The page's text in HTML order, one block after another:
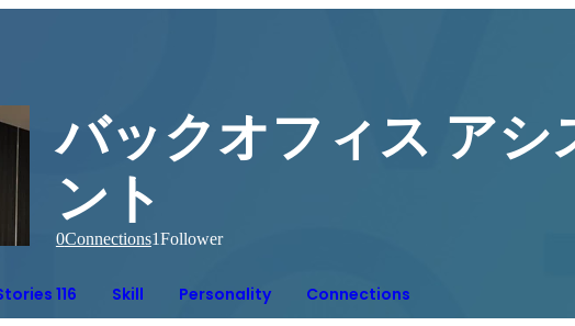
バックオフィス アシ
ント
0Connections1Follower
116 Skill Personality Connections